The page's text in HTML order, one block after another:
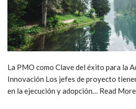
La PMO como Clave del éxito para la
Innovación Los jefes de proyecto
en la ejecución y adopción… Read